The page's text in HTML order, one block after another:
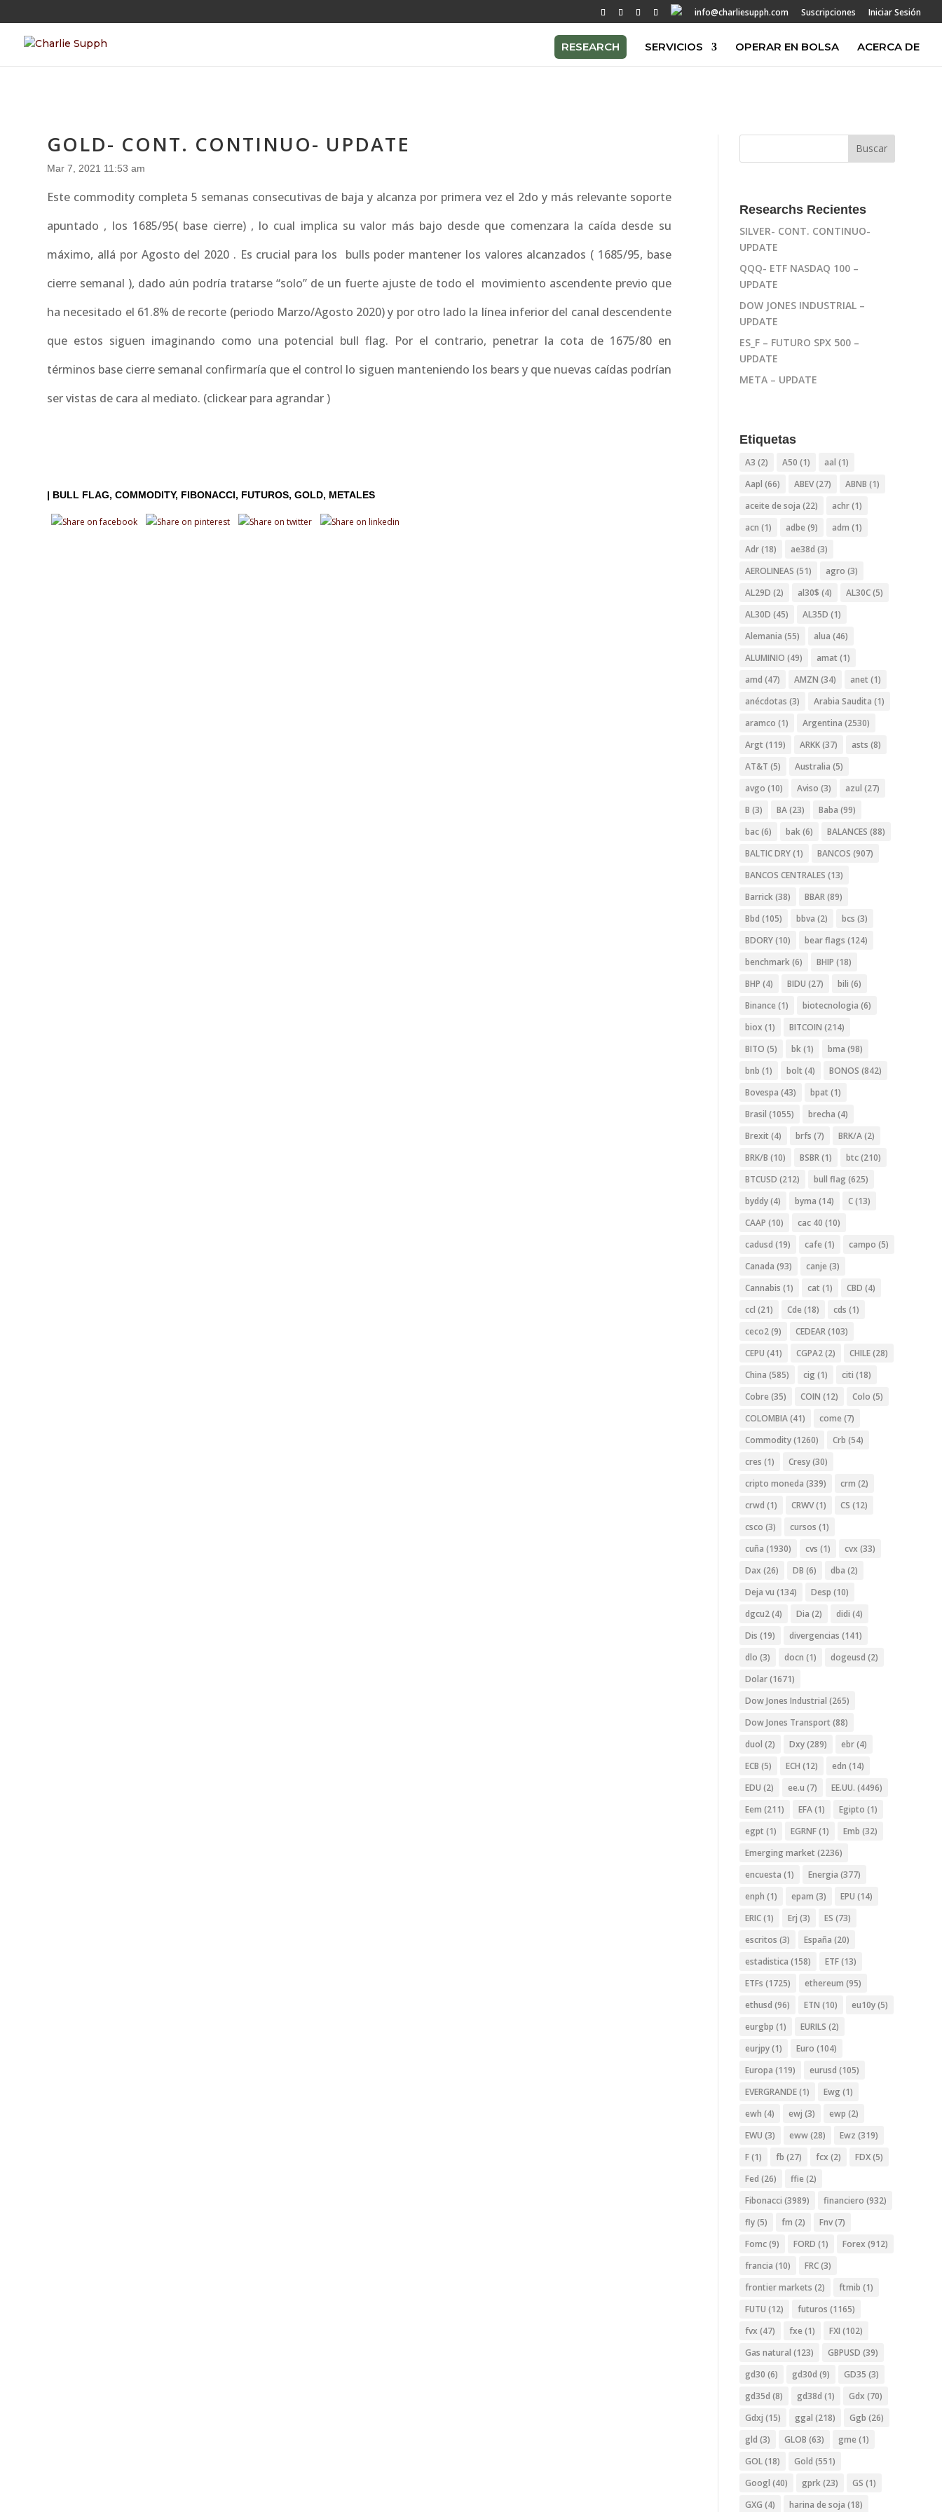
info@charliesupph.com Suscripciones Iniciar Sesión
RESEARCH SERVICIOS OPERAR EN BOLSA ACERCA DE
GOLD- CONT. CONTINUO- UPDATE
Mar 7, 2021 11:53 am
Este commodity completa 5 semanas consecutivas de baja y alcanza por primera vez el 2do y más relevante soporte
apuntado , los 1685/95( base cierre) , lo cual implica su valor más bajo desde que comenzara la caída desde su
máximo, allá por Agosto del 2020 . Es crucial para los bulls poder mantener los valores alcanzados ( 1685/95, base
cierre semanal ), dado aún podría tratarse “solo” de un fuerte ajuste de todo el movimiento ascendente previo que
ha necesitado el 61.8% de recorte (periodo Marzo/Agosto 2020) y por otro lado la línea inferior del canal descendente
que estos siguen imaginando como una potencial bull flag. Por el contrario, penetrar la cota de 1675/80 en
términos base cierre semanal confirmaría que el control lo siguen manteniendo los bears y que nuevas caídas podrían
ser vistas de cara al mediato. (clickear para agrandar )
| BULL FLAG COMMODITY FIBONACCI FUTUROS GOLD METALES
Researchs Recientes
SILVER- CONT. CONTINUO-
UPDATE
QQQ- ETF NASDAQ 100 –
UPDATE
DOW JONES INDUSTRIAL –
UPDATE
ES_F – FUTURO SPX 500 –
UPDATE
META – UPDATE
Etiquetas
A3 (2) A50 (1) aal (1)
Aapl (66) ABEV(27) ABNB (1)
aceite de soja (22) achr(1)
acn (1) adbe (9) adm (1)
Adr(18) ae38d (3)
AEROLINEAS (51) agro (3)
AL29D (2) al30$ (4) AL30C(5)
AL30D (45) AL35D (1)
Alemania (55) alua (46)
ALUMINIO (49) amat (1)
amd (47) AMZN (34) anet (1)
anécdotas (3) Arabia Saudita (1)
aramco (1) Argentina (2530)
Argt (119) ARKK(37) asts (8)
AT&T (5) Australia (5)
avgo (10) Aviso (3) azul (27)
B (3) BA(23) Baba (99)
bac(6) bak(6) BALANCES (88)
BALTIC DRY(1) BANCOS (907)
BANCOS CENTRALES (13)
Barrick(38) BBAR(89)
Bbd (105) bbva (2) bcs (3)
BDORY(10) bear flags (124)
benchmark(6) BHIP (18)
BHP (4) BIDU (27) bili (6)
Binance (1) biotecnologia (6)
biox (1) BITCOIN (214)
BITO (5) bk(1) bma (98)
bnb (1) bolt (4) BONOS (842)
Bovespa (43) bpat (1)
Brasil (1055) brecha (4)
Brexit (4) brfs (7) BRK/A(2)
BRK/B (10) BSBR(1) btc(210)
BTCUSD (212) bull flag (625)
byddy(4) byma (14) C(13)
CAAP (10) cac 40 (10)
cadusd (19) cafe (1) campo (5)
Canada (93) canje (3)
Cannabis (1) cat (1) CBD (4)
ccl (21) Cde (18) cds (1)
ceco2(9) CEDEAR(103)
CEPU (41) CGPA2(2) CHILE(28)
China (585) cig (1) citi (18)
Cobre (35) COIN (12) Colo (5)
COLOMBIA(41) come (7)
Commodity(1260) Crb (54)
cres (1) Cresy(30)
cripto moneda (339) crm (2)
crwd (1) CRWV(1) CS (12)
csco (3) cursos (1)
cuña (1930) cvs (1) cvx (33)
Dax (26) DB (6) dba (2)
Deja vu (134) Desp (10)
dgcu2(4) Dia (2) didi (4)
Dis (19) divergencias (141)
dlo (3) docn (1) dogeusd (2)
Dolar(1671)
Dow Jones Industrial (265)
Dow Jones Transport (88)
duol (2) Dxy(289) ebr(4)
ECB (5) ECH (12) edn (14)
EDU (2) ee.u (7) EE.UU. (4496)
Eem (211) EFA(1) Egipto (1)
egpt (1) EGRNF(1) Emb (32)
Emerging market (2236)
encuesta (1) Energia (377)
enph (1) epam (3) EPU (14)
ERIC(1) Erj (3) ES (73)
escritos (3) España (20)
estadistica (158) ETF(13)
ETFs (1725) ethereum (95)
ethusd (96) ETN (10) eu10y(5)
eurgbp (1) EURILS (2)
eurjpy(1) Euro (104)
Europa (119) eurusd (105)
EVERGRANDE(1) Ewg (1)
ewh (4) ewj (3) ewp (2)
EWU (3) eww(28) Ewz (319)
F(1) fb (27) fcx (2) FDX(5)
Fed (26) ffie (2)
Fibonacci (3989) financiero (932)
fly(5) fm (2) Fnv(7)
Fomc(9) FORD (1) Forex (912)
francia (10) FRC(3)
frontier markets (2) ftmib (1)
FUTU (12) futuros (1165)
fvx (47) fxe (1) FXI (102)
Gas natural (123) GBPUSD (39)
gd30 (6) gd30d (9) GD35 (3)
gd35d (8) gd38d (1) Gdx (70)
Gdxj (15) ggal (218) Ggb (26)
gld (3) GLOB (63) gme (1)
GOL(18) Gold (551)
Googl (40) gprk(23) GS (1)
GXG (4) harina de soja (18)